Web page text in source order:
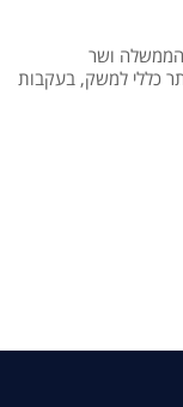
הממשלה ושר
כללי למשק, בעקבות